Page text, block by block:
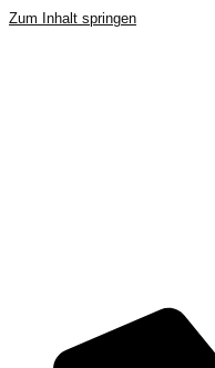
Zum Inhalt springen